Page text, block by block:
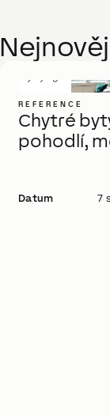
REFERENCE
Chytré
pohodlí,
Datum 7